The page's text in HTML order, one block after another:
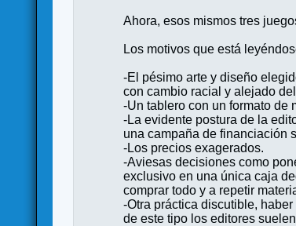
Ahora, esos mismos tres
Los motivos que está
-El pésimo arte y diseño
con cambio racial y alejado
-Un tablero con un formato de
-La evidente postura de la
una campaña de financiación
-Los precios exagerados.
-Aviesas decisiones como
exclusivo en una única caja
comprar todo y a repetir
-Otra práctica discutible,
de este tipo los editores